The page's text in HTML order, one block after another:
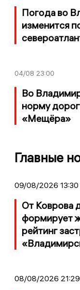
Погода во
изменится
04/08 23:00
Во
норму
«Мещёра»
Главные
09/08/2026 13:30
От Коврова
формирует
рейтинг
08/08/2026 21:29